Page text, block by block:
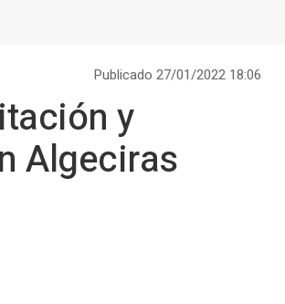
Publicado 27/01/2022 18:06
y
Algeciras